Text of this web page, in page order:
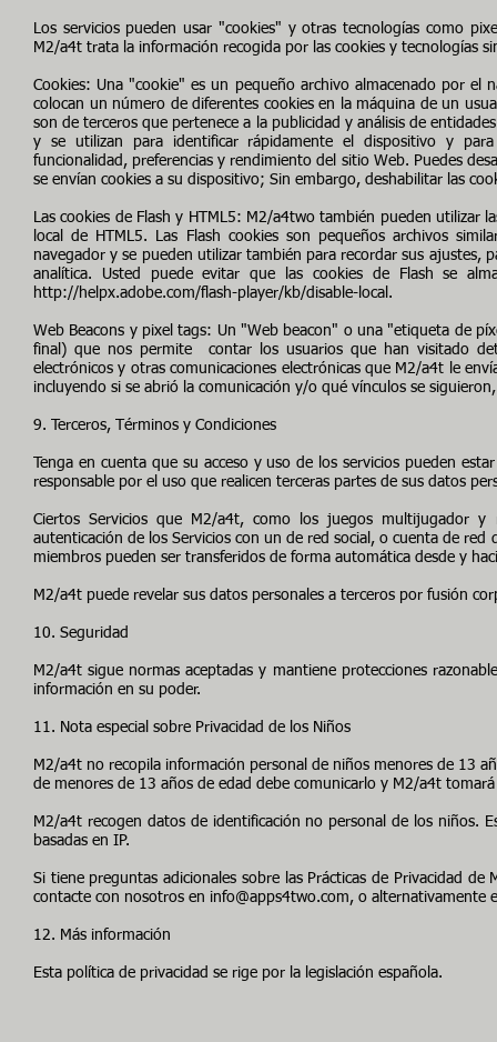
Los servicios pueden usar "cookies" y otras tecnologías como
M2/a4t trata la información recogida por las cookies y tecnologías
Cookies: Una "cookie" es un pequeño archivo almacenado por el
colocan un número de diferentes cookies en la máquina de un
son de terceros que pertenece a la publicidad y análisis de
y se utilizan para identificar rápidamente el dispositivo y
funcionalidad, preferencias y rendimiento del sitio Web. Puedes
se envían cookies a su dispositivo; Sin embargo, deshabilitar las
Las cookies de Flash y HTML5: M2/a4two también pueden utilizar
local de HTML5. Las Flash cookies son pequeños archivos
navegador y se pueden utilizar también para recordar sus ajustes,
analítica. Usted puede evitar que las cookies de Flash se
http://helpx.adobe.com/flash-player/kb/disable-local.
Web Beacons y pixel tags: Un "Web beacon" o una "etiqueta de
final) que nos permite contar los usuarios que han visitado
electrónicos y otras comunicaciones electrónicas que M2/a4t le
incluyendo si se abrió la comunicación y/o qué vínculos se
9. Terceros, Términos y Condiciones
Tenga en cuenta que su acceso y uso de los servicios pueden
responsable por el uso que realicen terceras partes de sus datos
Ciertos Servicios que M2/a4t, como los juegos multijugador
autenticación de los Servicios con un de red social, o cuenta de
miembros pueden ser transferidos de forma automática desde y
M2/a4t puede revelar sus datos personales a terceros por fusión
10. Seguridad
M2/a4t sigue normas aceptadas y mantiene protecciones
información en su poder.
11. Nota especial sobre Privacidad de los Niños
M2/a4t no recopila información personal de niños menores de 13
de menores de 13 años de edad debe comunicarlo y M2/a4t
M2/a4t recogen datos de identificación no personal de los niños.
basadas en IP.
Si tiene preguntas adicionales sobre las Prácticas de Privacidad
contacte con nosotros en info@apps4two.com, o alternativamente
12. Más información
Esta política de privacidad se rige por la legislación española.